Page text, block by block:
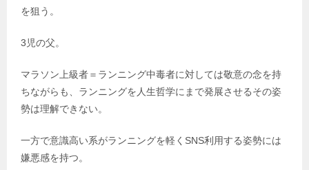
を狙う。
3児の父。
マラソン上級者＝ランニング中毒者に対しては敬意の念を持
ちながらも、ランニングを人生哲学にまで発展させるその姿
勢は理解できない。
一方で意識高い系がランニングを軽くSNS利用する姿勢には
嫌悪感を持つ。